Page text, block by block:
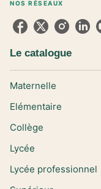
NOS RÉSEAUX
Le catalogue
Maternelle
Elémentaire
Collège
Lycée
Lycée professionnel